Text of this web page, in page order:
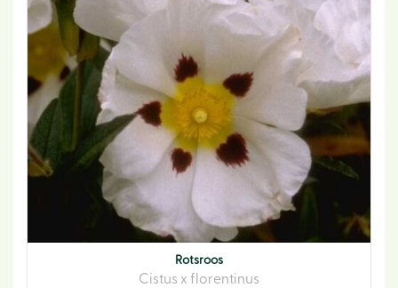
Rotsroos
Cistus x florentinus